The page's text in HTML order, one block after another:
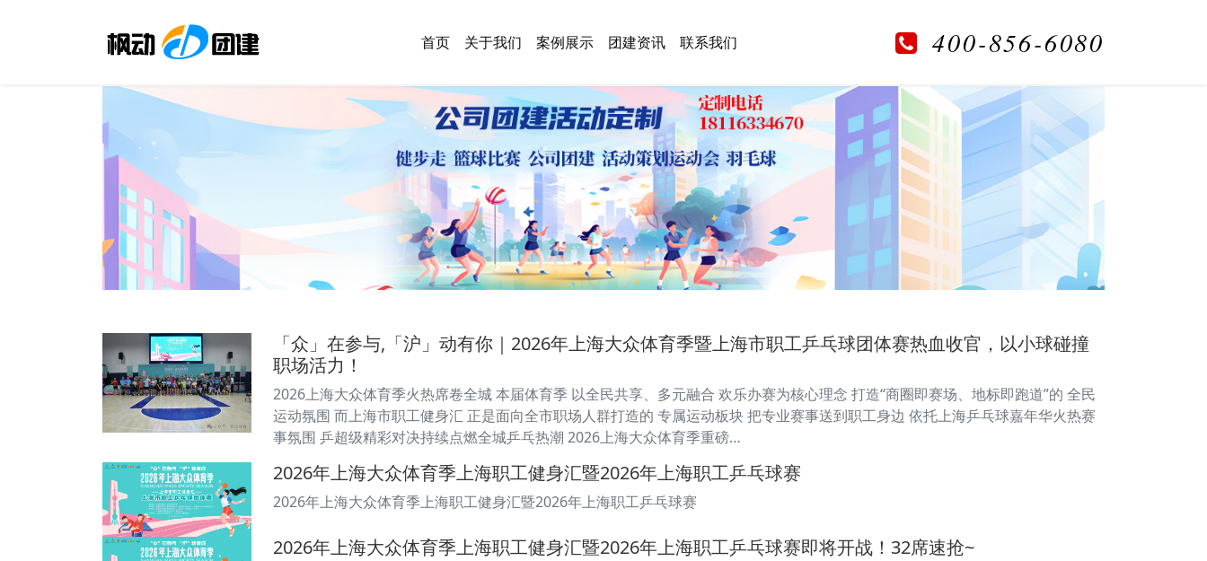
首页 关于我们 案例展示 团建资讯 联系我们 400-856-6080
「众」在参与,「沪」动有你｜2026年上海大众体育季暨上海市职工乒乓球团体赛热血收官，以小球碰撞
职场活力！
2026上海大众体育季火热席卷全城 本届体育季 以全民共享、多元融合 欢乐办赛为核心理念 打造“商圈即赛场、地标即跑道”的 全民
运动氛围 而上海市职工健身汇 正是面向全市职场人群打造的 专属运动板块 把专业赛事送到职工身边 依托上海乒乓球嘉年华火热赛
事氛围 乒超级精彩对决持续点燃全城乒乓热潮 2026上海大众体育季重磅…
2026年上海大众体育季上海职工健身汇暨2026年上海职工乒乓球赛
2026年上海大众体育季上海职工健身汇暨2026年上海职工乒乓球赛
2026年上海大众体育季上海职工健身汇暨2026年上海职工乒乓球赛即将开战！32席速抢~